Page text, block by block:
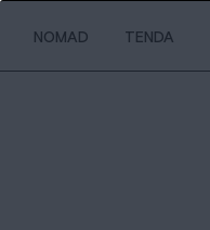
NOMAD TENDA